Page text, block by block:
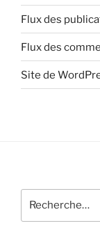
Flux des
Flux des
Site de
pour